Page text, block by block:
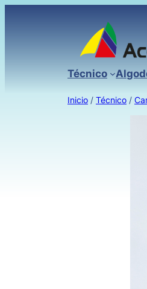
Técnico
Inicio / Técnico /